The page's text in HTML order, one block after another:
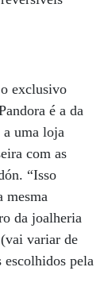
o exclusivo
é a da
a uma loja
com as
“Isso
mesma
da joalheria
variar de
pela